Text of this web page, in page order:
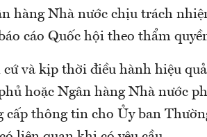
hàng Nhà nước chịu trách
cáo Quốc hội theo thẩm
và kịp thời điều hành hiệu
hoặc Ngân hàng Nhà nước
thông tin cho Ủy ban